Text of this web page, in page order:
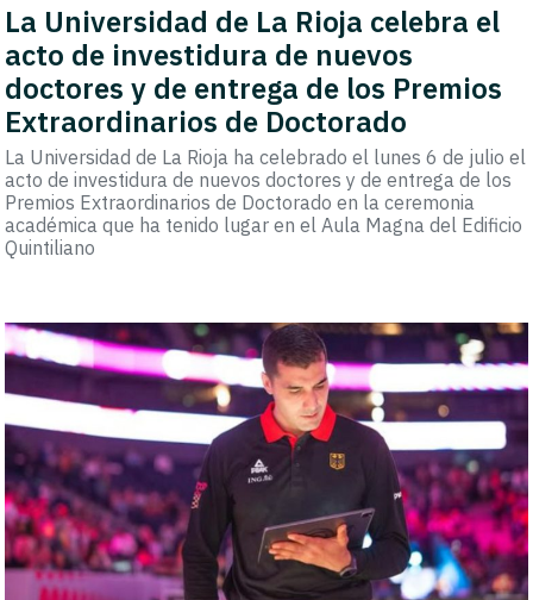
La Universidad de La Rioja celebra el
acto de investidura de nuevos
doctores y de entrega de los Premios
Extraordinarios de Doctorado
La Universidad de La Rioja ha celebrado el lunes 6 de julio el
acto de investidura de nuevos doctores y de entrega de los
Premios Extraordinarios de Doctorado en la ceremonia
académica que ha tenido lugar en el Aula Magna del Edificio
Quintiliano